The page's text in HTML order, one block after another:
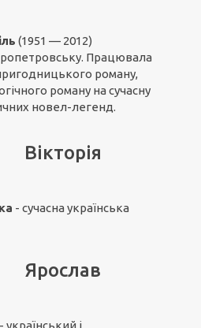
(1951 — 2012)
Працювала
роману,
роману на сучасну
новел-легенд.
Вікторія
- сучасна українська
Ярослав
і